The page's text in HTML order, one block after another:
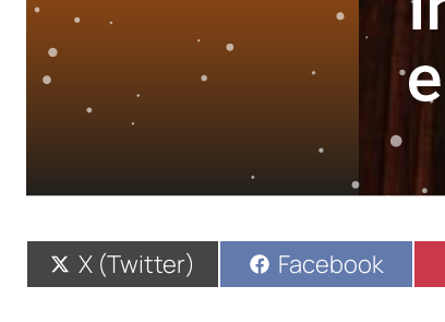
Compartir
en
X (Twitter) Compartir
en
Facebook